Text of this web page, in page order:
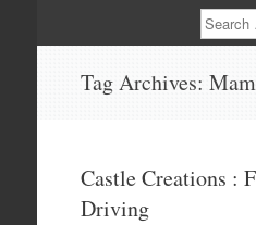
to
Search
Tag Archives:
Castle Creations :
Driving